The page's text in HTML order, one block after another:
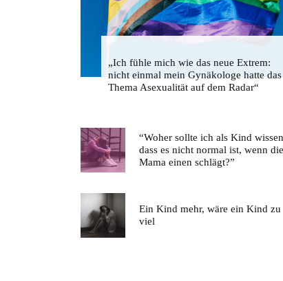
„Ich fühle mich wie das neue Extrem:
nicht einmal mein Gynäkologe hatte das
Thema Asexualität auf dem Radar“
“Woher sollte ich als Kind
dass es nicht normal ist, wenn die
Mama einen schlägt?”
Ein Kind mehr, wäre ein Kind zu
viel